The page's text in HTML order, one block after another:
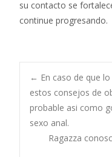
su contacto se
continue progresando.
Post
← En caso de que
estos consejos de
probable asi­ como
sexo anal.
Ragazza